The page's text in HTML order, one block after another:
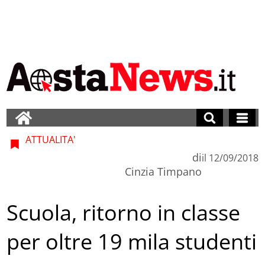
ATTUALITA'
di
Cinzia Timpano
il 12/09/2018
Scuola, ritorno in classe
per oltre 19 mila studenti